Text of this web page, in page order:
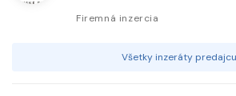
Firemná inzercia
Všetky inzeráty predajcu